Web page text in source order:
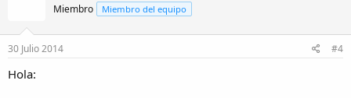
Miembro Miembro del equipo
30 Julio 2014 #4
Hola: